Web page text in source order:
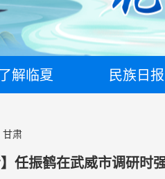
了解临夏 民族日报
甘肃
】任振鹤在武威市调研